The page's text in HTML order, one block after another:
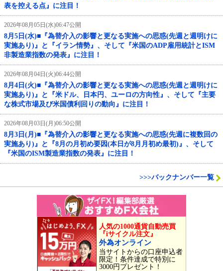
表を控える点』に注目！
2026年08月05日(水)06:47公開
8月5日(水)■『為替介入の影響と更なる実施への思惑(先週と週明けに
実施あり)』と『イラン情勢』、そして『米国のADP雇用統計とISM
非製造業指数の発表』に注目！
2026年08月04日(火)06:44公開
8月4日(火)■『為替介入の影響と更なる実施への思惑(先週と週明けに
実施あり)』と『米ドル、日本円、ユーロの方向性』、そして『主要
な株式市場及び米国債利回りの動向』に注目！
2026年08月03日(月)06:50公開
8月3日(月)■『為替介入の影響と更なる実施への思惑(先週に複数回の
実施あり)』と『8月の月初め要因(本日が8月月初め最初)』、そして
『米国のISM製造業指数の発表』に注目！
>>>バックナンバー一覧
人気の1000通貨自動売買
『iサイクル注文』
外為オンライン
当サイトからの口座申込者
限定！条件達成で特別に
3000円プレゼント！